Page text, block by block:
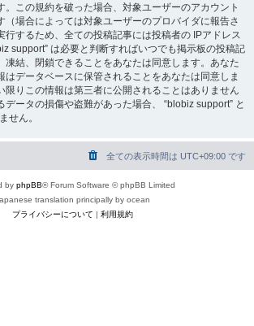
。この規約を破った場合、対象ユーザーのアカウント
（場合によっては対象ユーザーのプロバイダに報告さ
行するため、全ての投稿記事には投稿者の IPアドレス
support” は必要と判断すればいつでも掲示板の投稿記
凍結、閉鎖できることをあなたは同意します。あなた
はデータベースに保管されることをあなたは同意しま
限りこの情報は第三者に公開されることはありません
ータの損傷や盗難があった場合、 “blobiz support” と
せん。
全ての表示時間は UTC+09:00 です
by phpBB® Forum Software © phpBB Limited
translation principally by ocean
プライバシーについて | 利用規約